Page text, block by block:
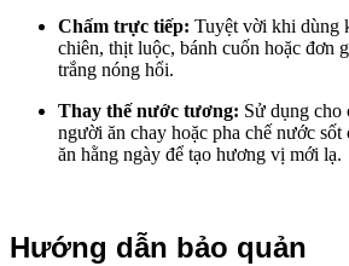
Chấm trực tiếp: Tuyệt vời khi dùng
chiên, thịt luộc, bánh cuốn hoặc đơn
trắng nóng hổi.
Thay thế nước tương: Sử dụng cho
người ăn chay hoặc pha chế nước sốt
ăn hằng ngày để tạo hương vị mới lạ.
Hướng dẫn bảo quản